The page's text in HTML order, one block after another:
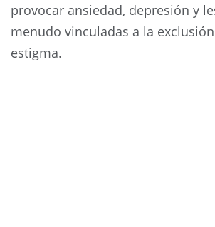
provocar ansiedad, depresión y
menudo vinculadas a la
estigma.